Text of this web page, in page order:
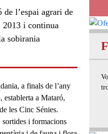
l’espai agrari de
2013 i continua
sobirania
a finals de l’any
, establerta a Mataró,
les Cinc Sénies.
sortides i formacions